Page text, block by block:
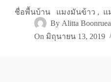
ชื่อพื้นบ้าน แมงมันข้าว , แ
By Alitta
On มิถุนายน 13, 2019